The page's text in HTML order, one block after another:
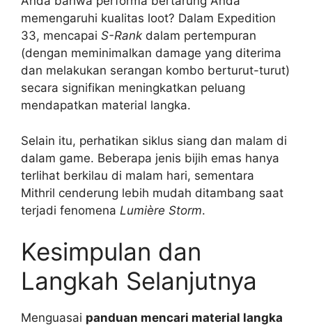
memengaruhi kualitas loot? Dalam Expedition
33, mencapai S-Rank dalam pertempuran
(dengan meminimalkan damage yang diterima
dan melakukan serangan kombo berturut-turut)
secara signifikan meningkatkan peluang
mendapatkan material langka.
Selain itu, perhatikan siklus siang dan malam di
dalam game. Beberapa jenis bijih emas hanya
terlihat berkilau di malam hari, sementara
Mithril cenderung lebih mudah ditambang saat
terjadi fenomena Lumière Storm.
Kesimpulan dan
Langkah Selanjutnya
Menguasai panduan mencari material langka